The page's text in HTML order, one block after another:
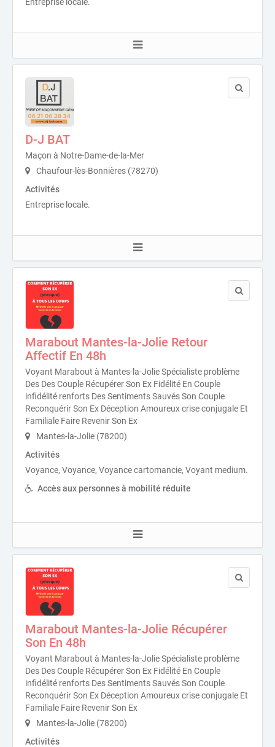
D-J BAT
Maçon à Notre-Dame-de-la-Mer
Chaufour-lès-Bonnières (78270)
Activités
Entreprise locale.
Marabout Mantes-la-Jolie Retour
Affectif En 48h
Voyant Marabout à Mantes-la-Jolie Spécialiste problème
Des Des Couple Récupérer Son Ex Fidélité En Couple
infidélité renforts Des Sentiments Sauvés Son Couple
Reconquérir Son Ex Déception Amoureux crise conjugale Et
Familiale Faire Revenir Son Ex
Mantes-la-Jolie (78200)
Activités
Voyance, Voyance, Voyance cartomancie, Voyant medium.
Accès aux personnes à mobilité réduite
Marabout Mantes-la-Jolie Récupérer
Son En 48h
Voyant Marabout à Mantes-la-Jolie Spécialiste problème
Des Des Couple Récupérer Son Ex Fidélité En Couple
infidélité renforts Des Sentiments Sauvés Son Couple
Reconquérir Son Ex Déception Amoureux crise conjugale Et
Familiale Faire Revenir Son Ex
Mantes-la-Jolie (78200)
Activités